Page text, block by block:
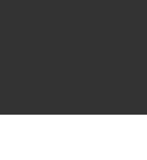
Apúntate